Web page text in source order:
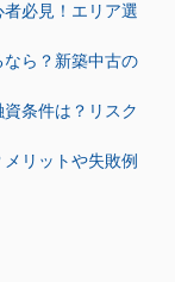
必見！エリア選
ら？新築中古の
条件は？リスク
リットや失敗例